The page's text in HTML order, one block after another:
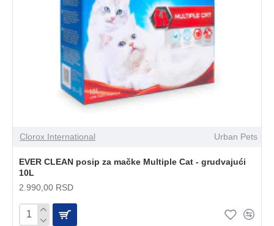
Clorox International Urban Pets
EVER CLEAN posip za mačke Multiple Cat - grudvajući
10L
2.990,00 RSD